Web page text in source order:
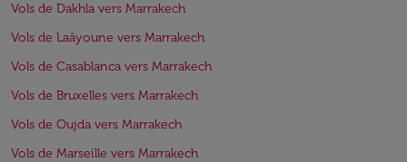
Vols de Dakhla vers Marrakech
Vols de Laâyoune vers Marrakech
Vols de Casablanca vers Marrakech
Vols de Bruxelles vers Marrakech
Vols de Oujda vers Marrakech
Vols de Marseille vers Marrakech